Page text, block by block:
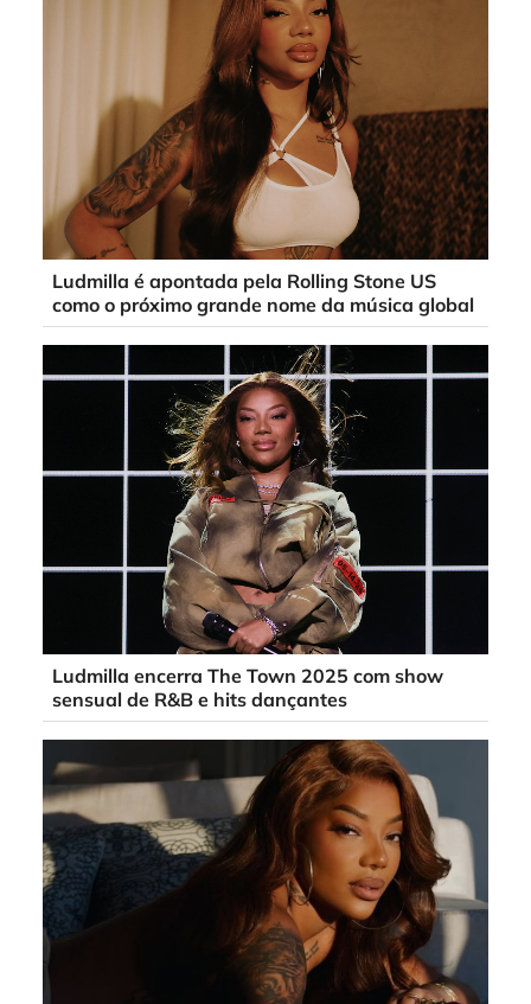
Ludmilla é apontada pela Rolling Stone US
como o próximo grande nome da música global
Ludmilla encerra The Town 2025 com show
sensual de R&B e hits dançantes